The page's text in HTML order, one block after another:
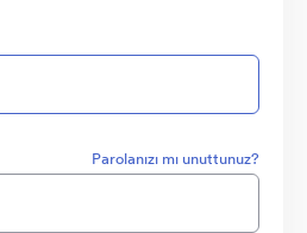
Parolanızı mı unuttunuz?